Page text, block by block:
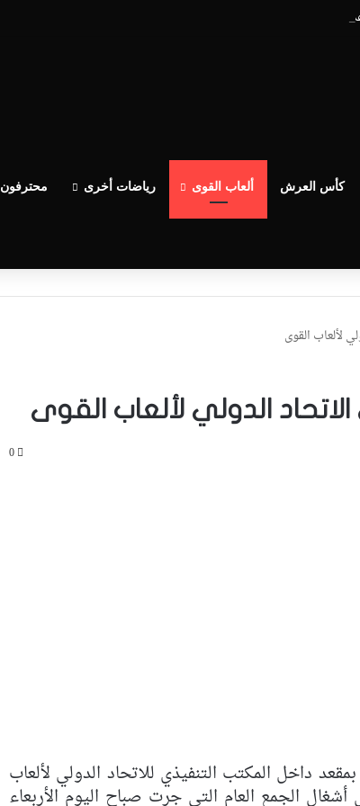
الوداد عيط ليهم قاضي التحقيق.. دابا حتى شي واحد ما بقا باغي يعاون”
كأس العرش ألعاب القوى رياضات أخرى محترفون
لألعاب القوى
الدولي لألعاب القوى
0
داخل المكتب التنفيذي للاتحاد الدولي لألعاب
الجمع العام التي جرت صباح اليوم الأربعاء